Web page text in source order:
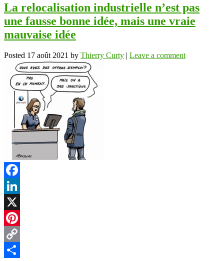
La relocalisation industrielle n’est pas
une fausse bonne idée, mais une vraie
mauvaise idée
Posted 17 août 2021 by Thierry Curty Leave a comment
Facebook
LinkedIn
X
Pinterest
Copy